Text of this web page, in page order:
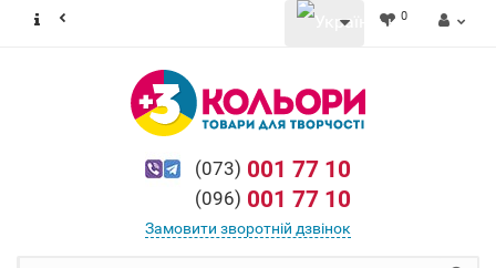
0
(073) 001 77 10
(096) 001 77 10
Замовити зворотній дзвінок